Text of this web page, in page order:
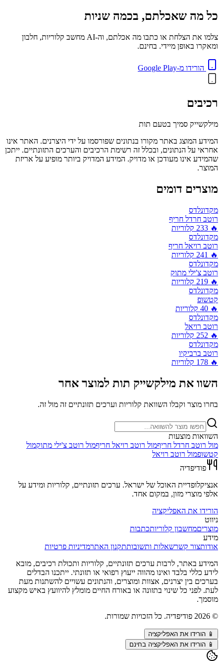
כל מה שאכלתם, בכמה שניות
צלמו את הצלחת או כתבו מה אכלתם, וה-AI מחשב קלוריות, חלבון
ומאקרו באופן מיידי. בחינם.
הורידו מ-Google Play
רכיבים
מילקשייק סמיך בטעם תות
המידע המוצג באתר מקורו בנתונים שפורסמו על ידי היצרנים. האתר אינו
אחראי על הנתונים, ובכלל זה רשימת הרכיבים והערכים התזונתיים. ייתכן
שהמידע אינו מעודכן או מדויק. המידע המדויק ביותר מופיע על אריזת
המוצר.
מוצרים דומים
מקדונלדס
רוטב חרדל חריף
🔥
233 קלוריות
מקדונלדס
רוטב רויאל חריף
🔥
241 קלוריות
מקדונלדס
רוטב צ'ילי מתוק
🔥
219 קלוריות
מקדונלדס
קטשופ
🔥
40 קלוריות
מקדונלדס
רוטב רויאל
🔥
252 קלוריות
מקדונלדס
רוטב ברביקיו
🔥
178 קלוריות
השוו את מילקשייק תות למוצר אחר
בחרו מוצר וקבלו השוואת קלוריות וערכים תזונתיים זה מול זה.
השוואות מוצעות
מול רוטב חרדל חריףמול רוטב רויאל חריףמול רוטב צ'ילי מתוקמול
קטשופמול רוטב רויאל
פודיפדיה
אנציקלופדיית האוכל של ישראל. ערכים תזונתיים, קלוריות ומידע על
אלפי מוצרי מזון, במקום אחד.
הורידו את האפליקציה
ניווט
מוצריםמחשבון קלוריותכתבות
מידע
אודותצור קשרשאלות ותשובותתקנון האתרמדיניות פרטיות
המידע באתר, לרבות ערכים תזונתיים, קלוריות ותכולת רכיבים, מובא
לידע כללי בלבד ואינו מהווה ייעוץ רפואי או תזונתי. ייתכנו הבדלים
בערכים בין יצרנים, אצוות ומוצרים, והנתונים עשויים להשתנות מעת
לעת. לפני כל שינוי בתזונה או באורח החיים מומלץ להיוועץ באיש מקצוע
מוסמך.
©
2026 פודיפדיה. כל הזכויות שמורות.
📱 הורידו את האפליקציה
📱 הורידו את האפליקציה בחינם